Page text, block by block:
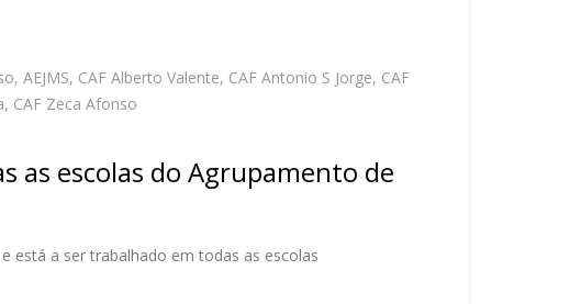
, AEJMS, CAF Alberto Valente, CAF Antonio S Jorge, CAF
, CAF Zeca Afonso
as escolas do Agrupamento de
está a ser trabalhado em todas as escolas